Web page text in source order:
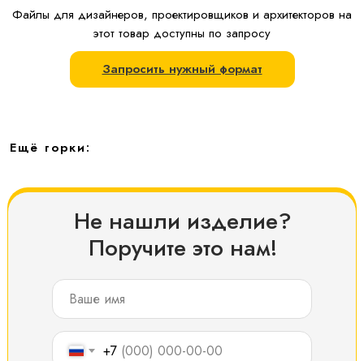
Файлы для дизайнеров, проектировщиков и архитекторов на
этот товар доступны по запросу
Запросить нужный формат
Ещё горки:
Не нашли изделие?
Поручите это нам!
+7